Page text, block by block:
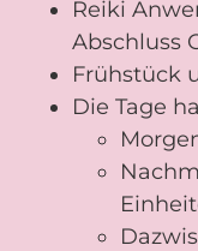
Reiki
Abschluss
Frühstück
Die Tage